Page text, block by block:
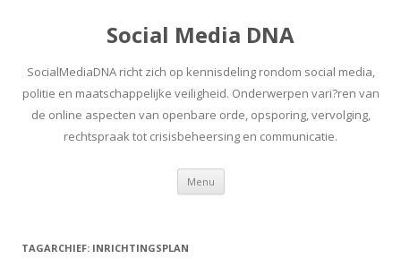
Social Media DNA
SocialMediaDNA richt zich op kennisdeling rondom social media,
politie en maatschappelijke veiligheid. Onderwerpen vari?ren van
de online aspecten van openbare orde, opsporing, vervolging,
rechtspraak tot crisisbeheersing en communicatie.
Menu Spring
inhoud
TAGARCHIEF: INRICHTINGSPLAN